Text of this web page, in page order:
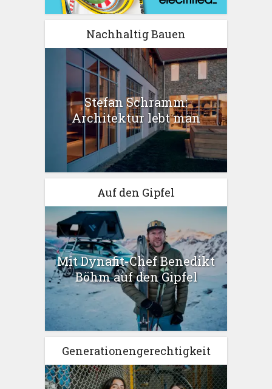
Nachhaltig Bauen
Stefan Schramm:
Architektur lebt man
Auf den Gipfel
Mit Dynafit-Chef Benedikt
Böhm auf den Gipfel
Generationengerechtigkeit